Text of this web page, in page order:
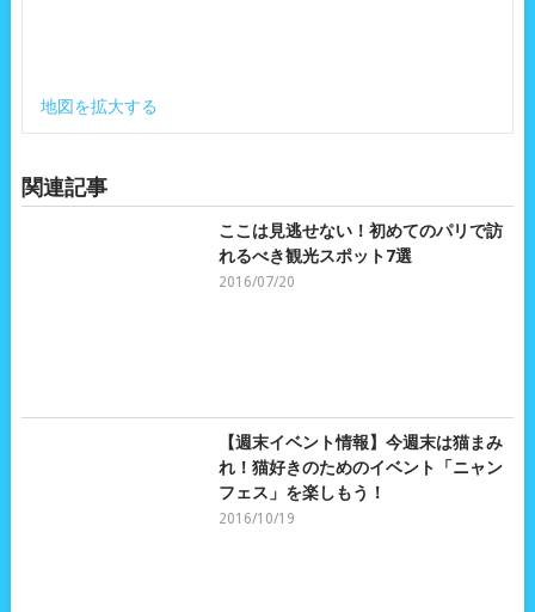
地図を拡大する
関連記事
ここは見逃せない！初めてのパリで訪
れるべき観光スポット7選
2016/07/20
【週末イベント情報】今週末は猫まみ
れ！猫好きのためのイベント「ニャン
フェス」を楽しもう！
2016/10/19